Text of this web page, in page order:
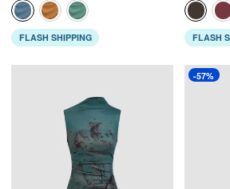
FLASH SHIPPING FLASH
-57%